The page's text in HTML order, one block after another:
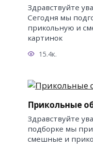
Здравствуйте
Сегодня мы
прикольную и
картинок
15.4к.
Прикольные
Здравствуйте
подборке мы
смешные и